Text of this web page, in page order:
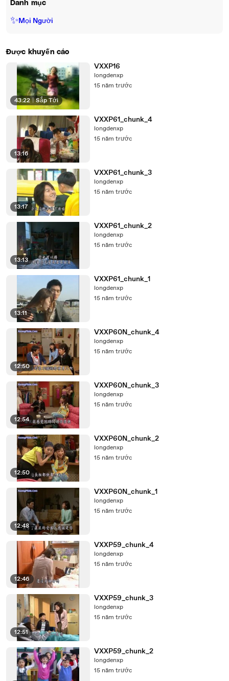
Danh mục
✨Mọi Người
Được khuyến cáo
43:22 | Sắp Tới
VXXP16
longdenxp
15 năm trước
13:16
VXXP61_chunk_4
longdenxp
15 năm trước
13:17
VXXP61_chunk_3
longdenxp
15 năm trước
13:13
VXXP61_chunk_2
longdenxp
15 năm trước
13:11
VXXP61_chunk_1
longdenxp
15 năm trước
12:50
VXXP60N_chunk_4
longdenxp
15 năm trước
12:54
VXXP60N_chunk_3
longdenxp
15 năm trước
12:50
VXXP60N_chunk_2
longdenxp
15 năm trước
12:48
VXXP60N_chunk_1
longdenxp
15 năm trước
12:46
VXXP59_chunk_4
longdenxp
15 năm trước
12:51
VXXP59_chunk_3
longdenxp
15 năm trước
VXXP59_chunk_2
longdenxp
15 năm trước